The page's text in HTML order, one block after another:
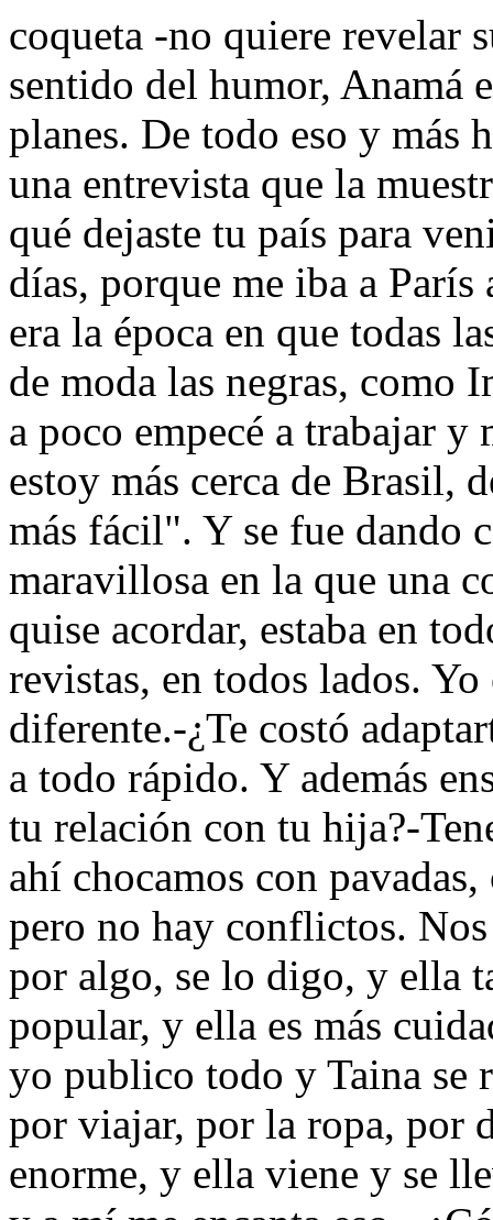
coqueta -no quiere revelar
sentido del humor, Anamá
planes. De todo eso y más
una entrevista que la
qué dejaste tu país para
días, porque me iba a París
era la época en que todas
de moda las negras, como
a poco empecé a trabajar
estoy más cerca de Brasil,
más fácil". Y se fue dando
maravillosa en la que una
quise acordar, estaba en
revistas, en todos lados.
diferente.-¿Te costó
a todo rápido. Y además
tu relación con tu hija?-
ahí chocamos con
pero no hay conflictos.
por algo, se lo digo, y ella
popular, y ella es más
yo publico todo y Taina se
por viajar, por la ropa, por
enorme, y ella viene y se